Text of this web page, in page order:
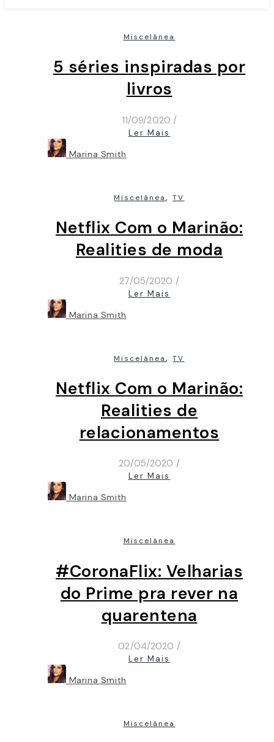
Miscelânea
5 séries inspiradas por
livros
11/09/2020 /
Ler Mais
Marina Smith
Miscelânea,TV
Netflix Com o Marinão:
Realities de moda
27/05/2020 /
Ler Mais
Marina Smith
Miscelânea,TV
Netflix Com o Marinão:
Realities de
relacionamentos
20/05/2020 /
Ler Mais
Marina Smith
Miscelânea
#CoronaFlix: Velharias
do Prime pra rever na
quarentena
02/04/2020 /
Ler Mais
Marina Smith
Miscelânea